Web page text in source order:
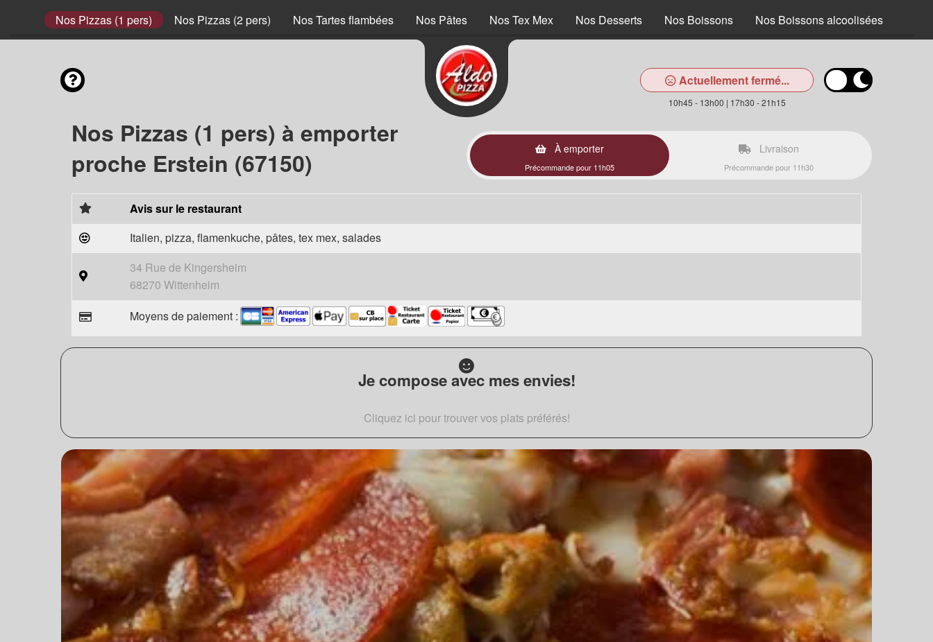
Nos Pizzas (1 pers) Nos Pizzas (2 pers) Nos Tartes flambées Nos Pâtes Nos Tex Mex Nos Desserts Nos Boissons Nos Boissons alcoolisées
Actuellement fermé...
10h45 - 13h00 | 17h30 - 21h15
Nos Pizzas (1 pers) à emporter
proche Erstein (67150)
À emporter
Précommande pour 11h05
Livraison
Précommande pour 11h30
Avis sur le restaurant
Italien, pizza, flamenkuche, pâtes, tex mex, salades
34 Rue de Kingersheim
68270 Wittenheim
Moyens de paiement :
Je compose avec mes envies!
Cliquez ici pour trouver vos plats préférés!